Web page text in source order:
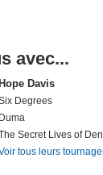
avec...
Hope Davis
Degrees
Duma
Secret Lives of
tous leurs